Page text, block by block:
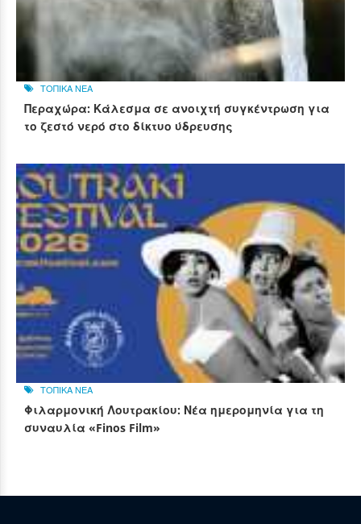
ΤΟΠΙΚΑ ΝΕΑ
Περαχώρα: Κάλεσμα σε ανοιχτή συγκέντρωση για
το ζεστό νερό στο δίκτυο ύδρευσης
ΤΟΠΙΚΑ ΝΕΑ
Φιλαρμονική Λουτρακίου: Νέα ημερομηνία για τη
συναυλία «Finos Film»